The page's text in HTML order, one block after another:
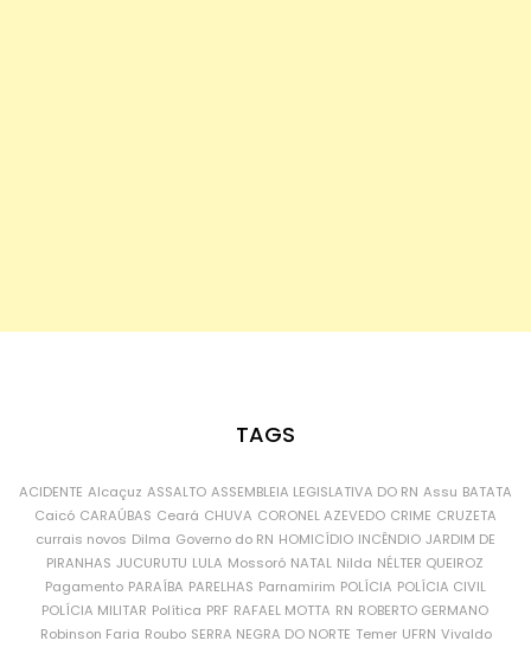
TAGS
ACIDENTE Alcaçuz ASSALTO ASSEMBLEIA LEGISLATIVA DO RN Assu BATATA
Caicó CARAÚBAS Ceará CHUVA CORONEL AZEVEDO CRIME CRUZETA
currais novos Dilma Governo do RN HOMICÍDIO INCÊNDIO JARDIM DE
PIRANHAS JUCURUTU LULA Mossoró NATAL Nilda NÉLTER QUEIROZ
Pagamento PARAÍBA PARELHAS Parnamirim POLÍCIA POLÍCIA CIVIL
POLÍCIA MILITAR Política PRF RAFAEL MOTTA RN ROBERTO GERMANO
Robinson Faria Roubo SERRA NEGRA DO NORTE Temer UFRN Vivaldo